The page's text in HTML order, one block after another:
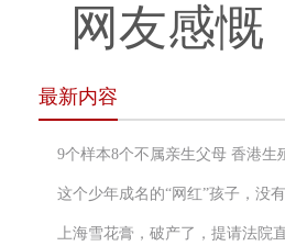
网友感慨
最新内容
9个样本8个不属亲生父母 香港生
这个少年成名的“网红”孩子，没
上海雪花膏，破产了，提请法院